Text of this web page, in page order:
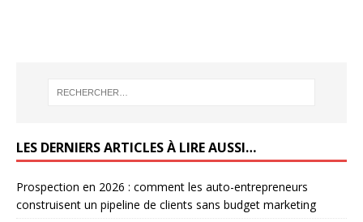
LES DERNIERS ARTICLES À LIRE AUSSI…
Prospection en 2026 : comment les auto-entrepreneurs
construisent un pipeline de clients sans budget marketing